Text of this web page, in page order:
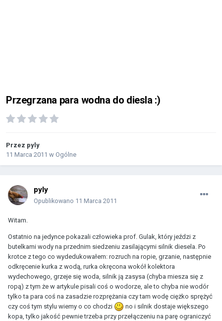
Przegrzana para wodna do diesla :)
Przez pyly
11 Marca 2011 w Ogólne
pyly
Opublikowano 11 Marca 2011
Witam.
Ostatnio na jedynce pokazali człowieka prof. Gulak, który jeździ z
butelkami wody na przednim siedzeniu zasilającymi silnik diesela. Po
krotce z tego co wydedukowałem: rozruch na ropie, grzanie, następnie
odkręcenie kurka z wodą, rurka okręcona wokół kolektora
wydechowego, grzeje się woda, silnik ją zasysa (chyba miesza się z
ropą) z tym że w artykule pisali coś o wodorze, ale to chyba nie wodór
tylko ta para coś na zasadzie rozprężania czy tam wodę ciężko sprężyć
czy coś tym stylu wiemy o co chodzi
no i silnik dostaje większego
kopa, tylko jakość pewnie trzeba przy przełączeniu na parę ograniczyć